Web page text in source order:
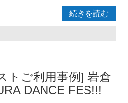
続きを読む
トご利用事例] 岩倉
DANCE FES!!!